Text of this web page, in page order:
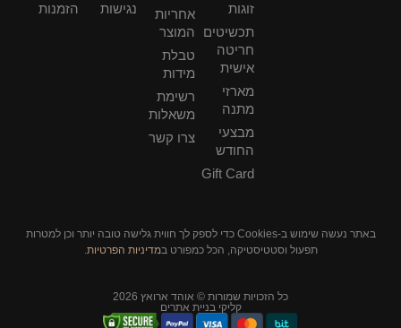
זוגות
תכשיטים
חריטה
אישית
מארזי
מתנה
מבצעי
החודש
Gift Card
אחריות
המוצר
טבלת
מידות
רשימת
משאלות
צרו קשר
נגישות
הזמנות
באתר נעשה שימוש ב-Cookies כדי לספק לך חווית גלישה טובה יותר וכן למטרות
תפעול וסטטיסטיקה, הכל כמפורט במדיניות הפרטיות.
כל הזכויות שמורות © אוהד ארואץ 2026
קליקי בניית אתרים